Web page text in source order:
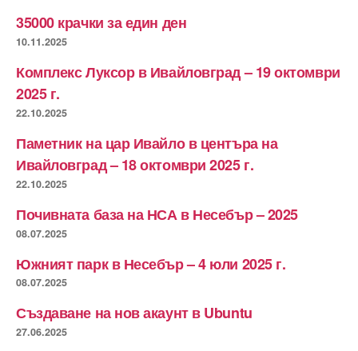
35000 крачки за един ден
10.11.2025
Комплекс Луксор в Ивайловград – 19 октомври
2025 г.
22.10.2025
Паметник на цар Ивайло в центъра на
Ивайловград – 18 октомври 2025 г.
22.10.2025
Почивната база на НСА в Несебър – 2025
08.07.2025
Южният парк в Несебър – 4 юли 2025 г.
08.07.2025
Създаване на нов акаунт в Ubuntu
27.06.2025